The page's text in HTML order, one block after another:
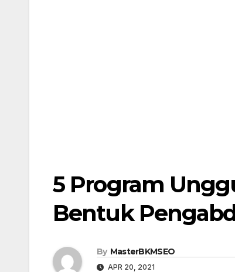
5 Program
Bentuk
By MasterBKMSEO
APR 20, 2021